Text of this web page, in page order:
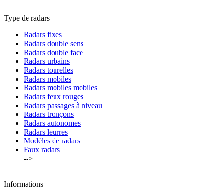
Type de radars
Radars fixes
Radars double sens
Radars double face
Radars urbains
Radars tourelles
Radars mobiles
Radars mobiles mobiles
Radars feux rouges
Radars passages à niveau
Radars tronçons
Radars autonomes
Radars leurres
Modèles de radars
Faux radars
-->
Informations